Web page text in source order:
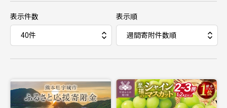
表示件数 表示順